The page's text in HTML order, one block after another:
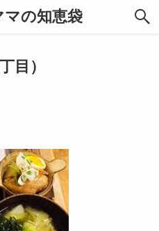
の知恵袋
目）